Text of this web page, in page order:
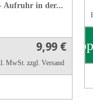
Aufruhr in der...
9,99 €
MwSt. zzgl. Versand